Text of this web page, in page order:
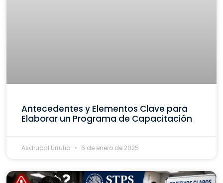
Antecedentes y Elementos Clave para
Elaborar un Programa de Capacitación
Asdrubal Urrutia 6 de enero de 2025